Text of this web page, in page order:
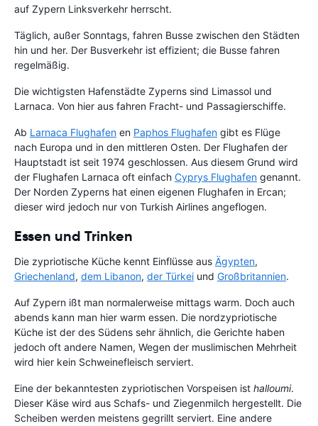
auf Zypern Linksverkehr herrscht.
Täglich, außer Sonntags, fahren Busse zwischen den Städten
hin und her. Der Busverkehr ist effizient; die Busse fahren
regelmäßig.
Die wichtigsten Hafenstädte Zyperns sind Limassol und
Larnaca. Von hier aus fahren Fracht- und Passagierschiffe.
Ab Larnaca Flughafen en Paphos Flughafen gibt es Flüge
nach Europa und in den mittleren Osten. Der Flughafen der
Hauptstadt ist seit 1974 geschlossen. Aus diesem Grund wird
der Flughafen Larnaca oft einfach Cyprys Flughafen genannt.
Der Norden Zyperns hat einen eigenen Flughafen in Ercan;
dieser wird jedoch nur von Turkish Airlines angeflogen.
Essen und Trinken
Die zypriotische Küche kennt Einflüsse aus Ägypten,
Griechenland, dem Libanon, der Türkei und Großbritannien.
Auf Zypern ißt man normalerweise mittags warm. Doch auch
abends kann man hier warm essen. Die nordzypriotische
Küche ist der des Südens sehr ähnlich, die Gerichte haben
jedoch oft andere Namen, Wegen der muslimischen Mehrheit
wird hier kein Schweinefleisch serviert.
Eine der bekanntesten zypriotischen Vorspeisen ist halloumi.
Dieser Käse wird aus Schafs- und Ziegenmilch hergestellt. Die
Scheiben werden meistens gegrillt serviert. Eine andere